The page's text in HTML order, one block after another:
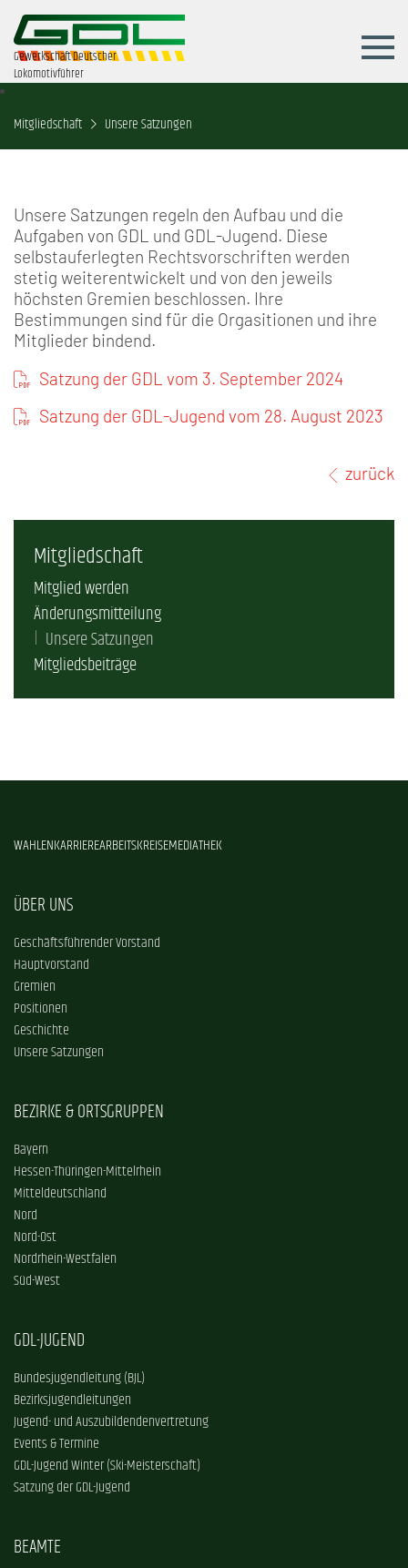
Gewerkschaft Deutscher
Lokomotivführer
Mitgliedschaft Unsere Satzungen
Unsere Satzungen regeln den Aufbau und die
Aufgaben von GDL und GDL-Jugend. Diese
selbstauferlegten Rechtsvorschriften werden
stetig weiterentwickelt und von den jeweils
höchsten Gremien beschlossen. Ihre
Bestimmungen sind für die Orgasitionen und ihre
Mitglieder bindend.
Satzung der GDL vom 3. September 2024
Satzung der GDL-Jugend vom 28. August 2023
zurück
Mitgliedschaft
Mitglied werden
Änderungsmitteilung
Unsere Satzungen
Mitgliedsbeiträge
WAHLENKARRIEREARBEITSKREISEMEDIATHEK
ÜBER UNS
Geschäftsführender Vorstand
Hauptvorstand
Gremien
Positionen
Geschichte
Unsere Satzungen
BEZIRKE & ORTSGRUPPEN
Bayern
Hessen-Thüringen-Mittelrhein
Mitteldeutschland
Nord
Nord-Ost
Nordrhein-Westfalen
Süd-West
GDL-JUGEND
Bundesjugendleitung (BJL)
Bezirksjugendleitungen
Jugend- und Auszubildendenvertretung
Events & Termine
GDL-Jugend Winter (Ski-Meisterschaft)
Satzung der GDL-Jugend
BEAMTE